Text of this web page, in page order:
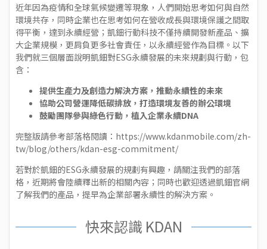
近年因為疫情和全球氣候變遷等現象，人們開始思考如何與自然
環境共存，同時企業也在思考如何在營收成長與環境保護之間取
得平衡，達到永續經營； 凱鈿行動科技不僅持續開發新產品、擴
大企業規模，更肩負更多社會責任，以永續經營作為目標。以下
我們就三個層面說明凱鈿對ESG永續發展的未來規劃與行動，包
含：
提供生產力及創造力解決方案，推動永續性的未來
協助公司營運降低碳排放，打造環境友善的辦公環境
鼓勵團隊參與綠色行動，植入企業永續DNA
完整版請參考部落格閱讀： https://www.kdanmobile.com/zh-
tw/blog/others/kdan-esg-commitment/
若對於凱鈿的ESG永續發展的規劃有興趣，請關注我們的部落
格 ，近期將會陸續釋出新的相關內容；同時也歡迎透過凱鈿官網
了解我們的產品，提早為企業部署永續性的解決方案。
快來認識 KDAN